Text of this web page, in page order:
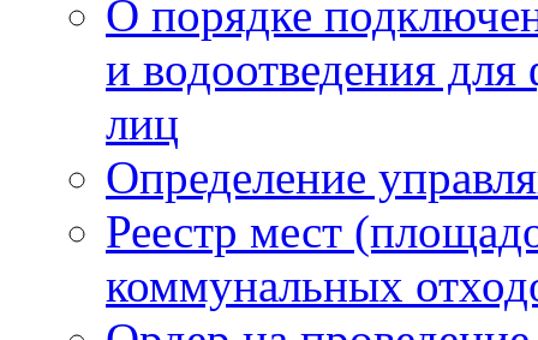
О порядке
и водоотведения
лиц
Определение
Реестр мест
коммунальных